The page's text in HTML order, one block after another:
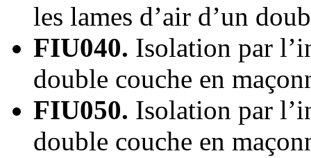
les lames d’air d’un
FIU040. Isolation par
double couche en
FIU050. Isolation par
double couche en